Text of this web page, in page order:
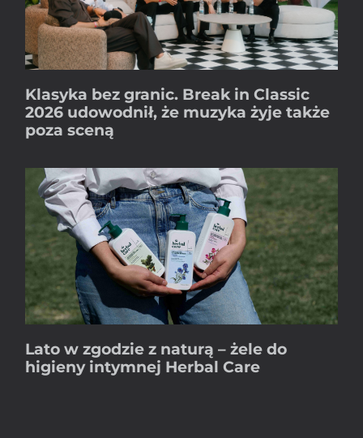
Klasyka bez granic. Break in Classic
2026 udowodnił, że muzyka żyje także
poza sceną
Lato w zgodzie z naturą – żele do
higieny intymnej Herbal Care